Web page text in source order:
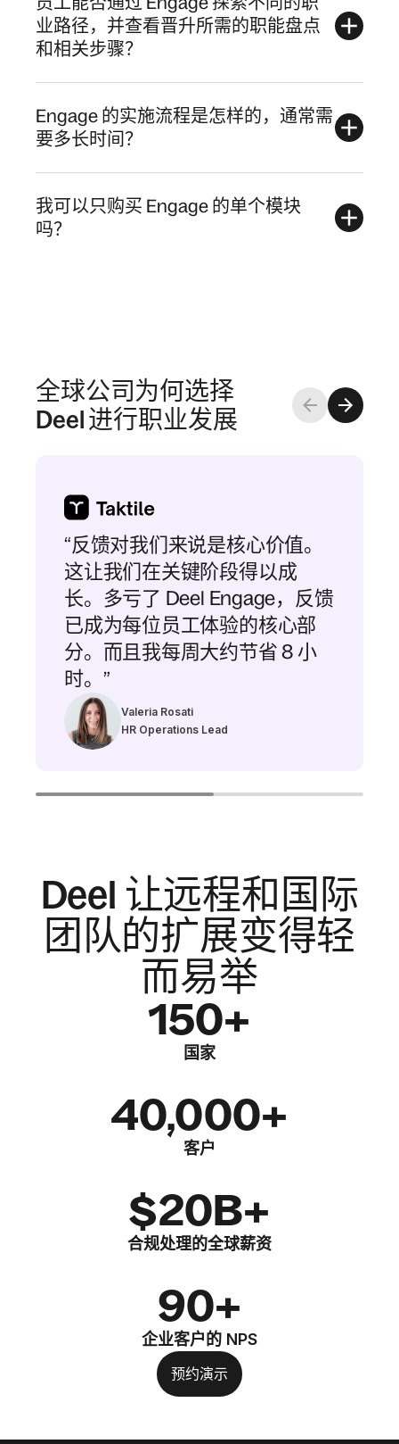
业路径，并查看晋升所需的职能盘点
和相关步骤？
Engage 的实施流程是怎样的，通常需
要多长时间？
我可以只购买 Engage 的单个模块
吗？
全球公司为何选择
Deel 进行职业发展
“反馈对我们来说是核心价值。
这让我们在关键阶段得以成
长。多亏了 Deel Engage，反馈
已成为每位员工体验的核心部
分。而且我每周大约节省 8 小
时。”
Valeria Rosati
HR Operations Lead
Deel 让远程和国际
团队的扩展变得轻
而易举
150+
国家
40,000+
客户
$20B+
合规处理的全球薪资
90+
企业客户的 NPS
预约演示